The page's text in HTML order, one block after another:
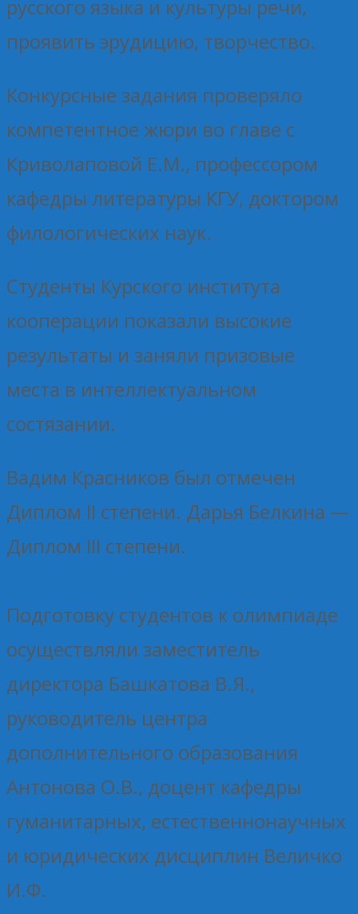
русского языка и культуры речи,
проявить эрудицию, творчество.
Конкурсные задания проверяло
компетентное жюри во главе с
Криволаповой Е.М., профессором
кафедры литературы КГУ, доктором
филологических наук.
Студенты Курского института
кооперации показали высокие
результаты и заняли призовые
места в интеллектуальном
состязании.
Вадим Красников был отмечен
Диплом II степени. Дарья Белкина —
Диплом III степени.
Подготовку студентов к олимпиаде
осуществляли заместитель
директора Башкатова В.Я.,
руководитель центра
дополнительного образования
Антонова О.В., доцент кафедры
гуманитарных, естественнонаучных
и юридических дисциплин Величко
И.Ф.